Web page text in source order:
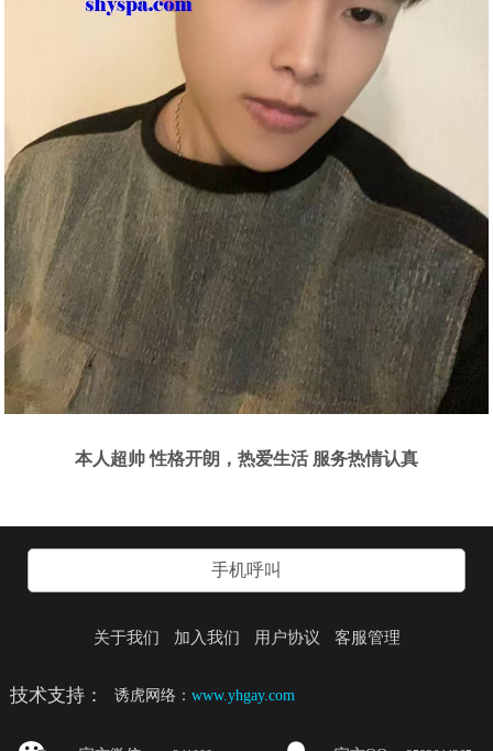
本人超帅 性格开朗，热爱生活 服务热情认真
手机呼叫
关于我们 加入我们 用户协议 客服管理
技术支持： 诱虎网络：www.yhgay.com